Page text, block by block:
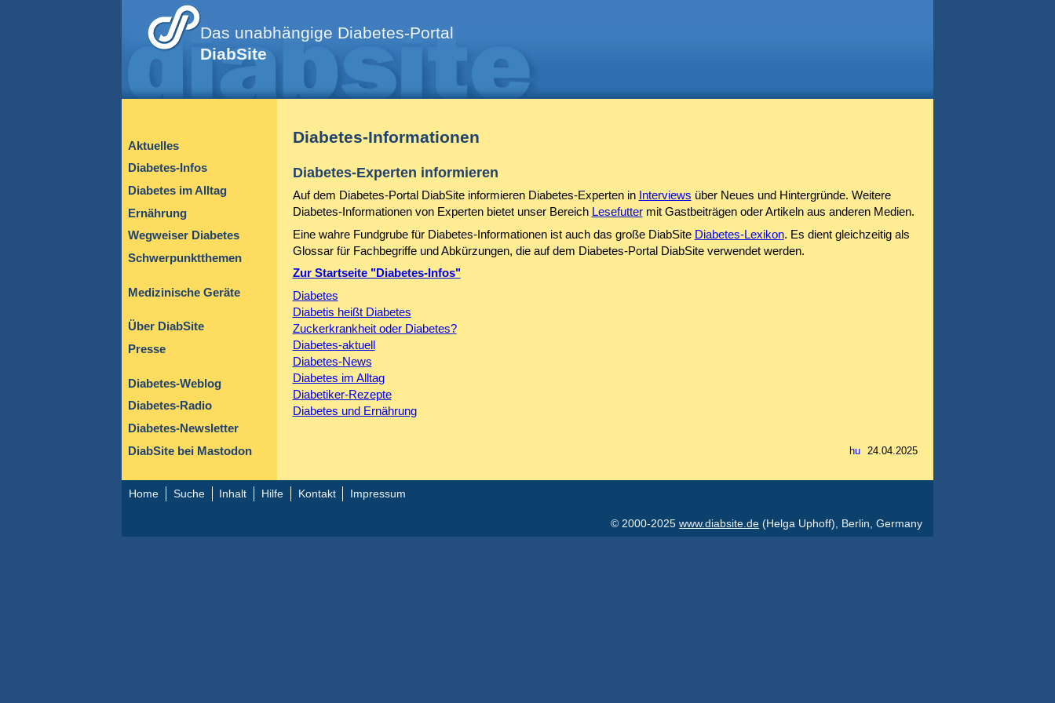
Das unabhängige Diabetes-Portal
DiabSite
Diabetes-Informationen
Diabetes-Experten informieren
Auf dem Diabetes-Portal DiabSite informieren Diabetes-Experten in Interviews über Neues und Hintergründe. Weitere
Diabetes-Informationen von Experten bietet unser Bereich Lesefuttermit Gastbeiträgen oder Artikeln aus anderen Medien.
Eine wahre Fundgrube für Diabetes-Informationen ist auch das große DiabSite Diabetes-Lexikon. Es dient gleichzeitig als
Glossar für Fachbegriffe und Abkürzungen, die auf dem Diabetes-Portal DiabSite verwendet werden.
Zur Startseite "Diabetes-Infos"
Diabetes
Diabetis heißt Diabetes
Zuckerkrankheit oder Diabetes?
Diabetes-aktuell
Diabetes-News
Diabetes im Alltag
Diabetiker-Rezepte
Diabetes und Ernährung
24.04.2025
Aktuelles
Diabetes-Infos
Diabetes im Alltag
Ernährung
Wegweiser Diabetes
Schwerpunktthemen
Medizinische Geräte
Über DiabSite
Presse
Diabetes-Weblog
Diabetes-Radio
Diabetes-Newsletter
DiabSite bei Mastodon
Home Suche Inhalt Hilfe Kontakt Impressum
© 2000-2025www.diabsite.de (Helga Uphoff), Berlin, Germany